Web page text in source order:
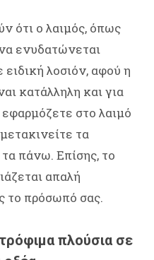
ότι ο λαιμός, όπως
ενυδατώνεται
λοσιόν, αφού η
κατάλληλη και για
στο λαιμό
τα
πάνω. Επίσης, το
απαλή
το πρόσωπό σας.
πλούσια σε